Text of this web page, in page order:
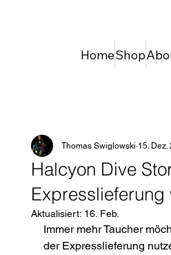
HomeShop
Halcyon Dive
Expresslieferung
Thomas Swiglowski 15. Dez.
Aktualisiert: 16. Feb.
Immer mehr Taucher
der Expresslieferung